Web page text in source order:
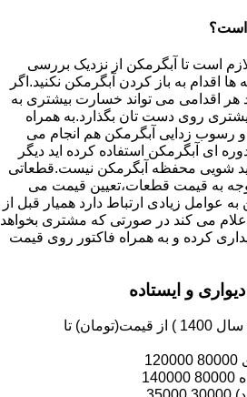
است؟
است تا آبگرمکن از نزدیک بررسی
اقدام به باز کردن آبگرمکن نکنید.اگر
هر اقدامی می تواند خسارت بیشتری به
روی دست تان بگذارد.به همراه
رسوب زدایی آبگرمکن هم انجام می
ای آبگرمکن استفاده کرده اید دیگر
شویی محفظه آبگرمکن نیست.قطعاتی
به قیمت قطعات،تعیین قیمت می
عوامل زیادی ارتباط دارد همیار قبل از
اعلام می کند در صورتی که مشتری بخواهد
کرده و به همراه فاکتور روی قیمت
و ایستاده
عنوان( به روز رسانی سال 1400 ) از قیمت(تومان) تا